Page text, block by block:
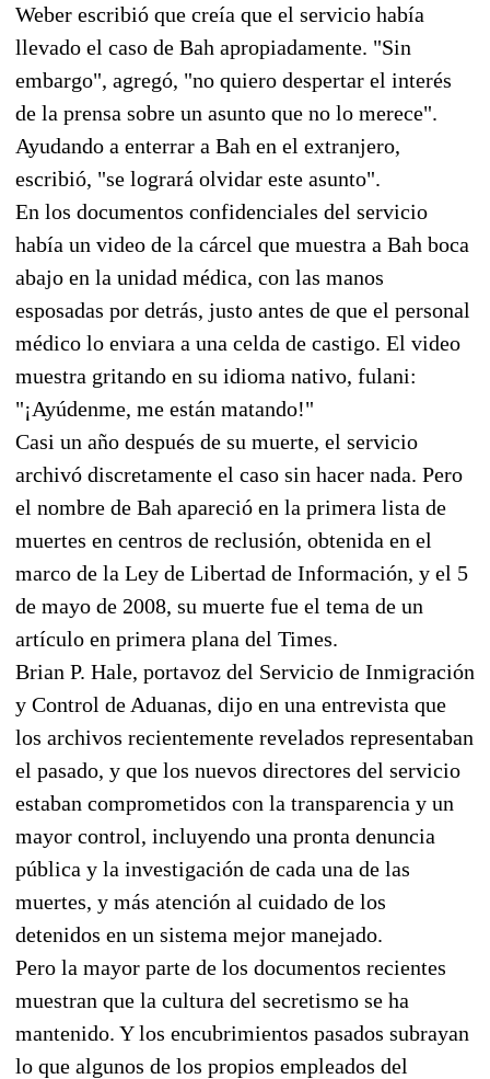
Weber escribió que creía que el servicio había
llevado el caso de Bah apropiadamente. "Sin
embargo", agregó, "no quiero despertar el interés
de la prensa sobre un asunto que no lo merece".
Ayudando a enterrar a Bah en el extranjero,
escribió, "se logrará olvidar este asunto".
En los documentos confidenciales del servicio
había un video de la cárcel que muestra a Bah boca
abajo en la unidad médica, con las manos
esposadas por detrás, justo antes de que el personal
médico lo enviara a una celda de castigo. El video
muestra gritando en su idioma nativo, fulani:
"¡Ayúdenme, me están matando!"
Casi un año después de su muerte, el servicio
archivó discretamente el caso sin hacer nada. Pero
el nombre de Bah apareció en la primera lista de
muertes en centros de reclusión, obtenida en el
marco de la Ley de Libertad de Información, y el 5
de mayo de 2008, su muerte fue el tema de un
artículo en primera plana del Times.
Brian P. Hale, portavoz del Servicio de Inmigración
y Control de Aduanas, dijo en una entrevista que
los archivos recientemente revelados representaban
el pasado, y que los nuevos directores del servicio
estaban comprometidos con la transparencia y un
mayor control, incluyendo una pronta denuncia
pública y la investigación de cada una de las
muertes, y más atención al cuidado de los
detenidos en un sistema mejor manejado.
Pero la mayor parte de los documentos recientes
muestran que la cultura del secretismo se ha
mantenido. Y los encubrimientos pasados subrayan
lo que algunos de los propios empleados del